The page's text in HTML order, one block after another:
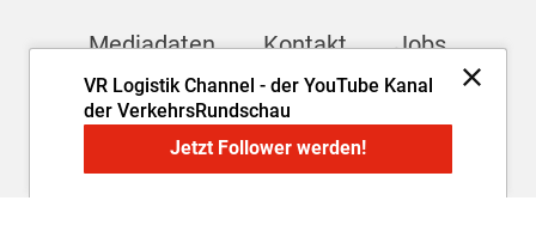
VR Logistik Channel - der YouTube Kanal
der VerkehrsRundschau
Jetzt Follower werden!
Mediadaten Kontakt Jobs
Newsletter